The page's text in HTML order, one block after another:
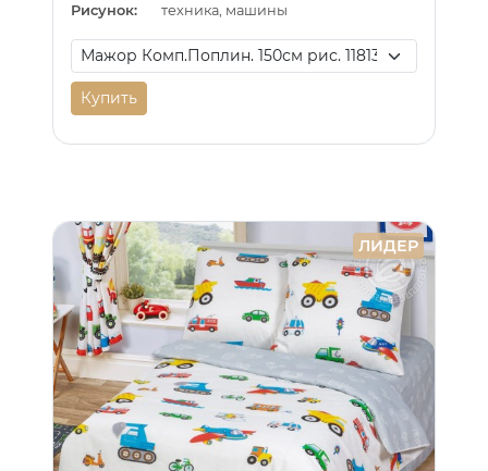
Рисунок:
техника, машины
Купить
ЛИДЕР